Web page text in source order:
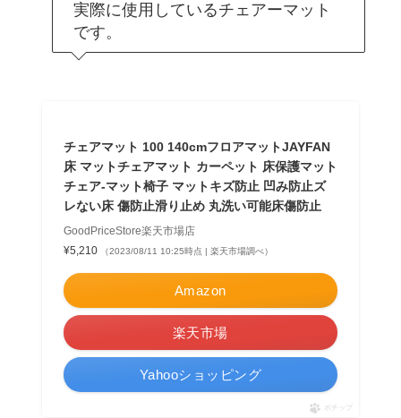
実際に使用しているチェアーマット
です。
チェアマット 100 140cmフロアマットJAYFAN
床 マットチェアマット カーペット 床保護マット
チェア-マット椅子 マットキズ防止 凹み防止ズ
レない床 傷防止滑り止め 丸洗い可能床傷防止
GoodPriceStore楽天市場店
¥5,210
（2023/08/11 10:25時点 | 楽天市場調べ）
Amazon
楽天市場
Yahooショッピング
ポチップ